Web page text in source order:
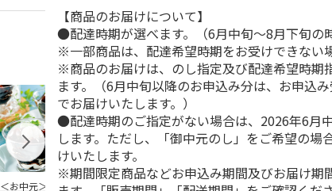
＜お中元＞北海道羊
＜お中元＞＜ひとと
＜お中元＞＜銀座千
バン
【商品のお届けについて】
●配達時期が選べます。（6月中旬～8月下旬の
※一部商品は、配達希望時期をお受けできない
※商品のお届けは、のし指定及び配達希望時期
ます。（6月中旬以降のお申込み分は、お申込
でお届けいたします。）
●配達時期のご指定がない場合は、2026年6月
します。ただし、「御中元のし」をご希望の場
けいたします。
※期間限定商品などお申込み期間及びお届け期